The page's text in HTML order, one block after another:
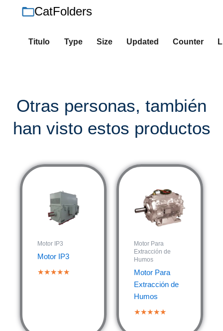
CatFolders
Titulo Type Size Updated Counter
Otras personas, también
han visto estos productos
Motor IP3
Motor IP3
★★★★★
Motor Para
Extracción de
Humos
Motor Para
Extracción de
Humos
★★★★★